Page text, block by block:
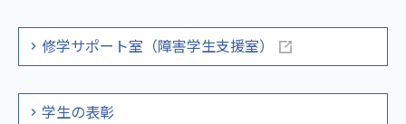
修学サポート室（障害学生支援室）
学生の表彰